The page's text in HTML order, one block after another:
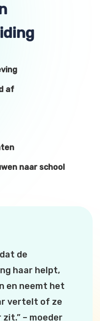
af
naar school
de
haar helpt,
en neemt het
vertelt of ze
– moeder